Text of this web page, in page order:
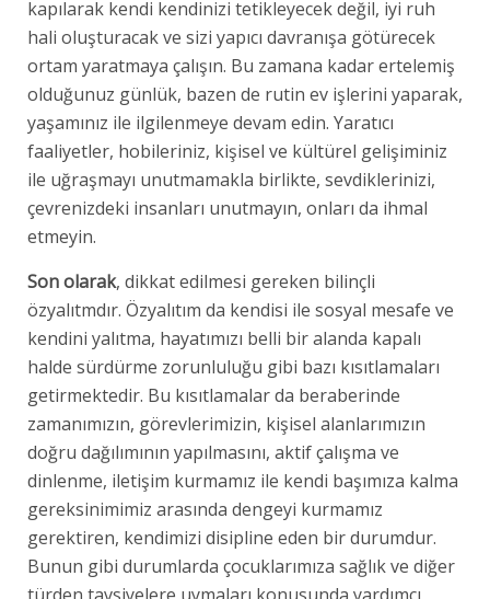
kapılarak kendi kendinizi tetikleyecek değil, iyi ruh
hali oluşturacak ve sizi yapıcı davranışa götürecek
ortam yaratmaya çalışın. Bu zamana kadar ertelemiş
olduğunuz günlük, bazen de rutin ev işlerini yaparak,
yaşamınız ile ilgilenmeye devam edin. Yaratıcı
faaliyetler, hobileriniz, kişisel ve kültürel gelişiminiz
ile uğraşmayı unutmamakla birlikte, sevdiklerinizi,
çevrenizdeki insanları unutmayın, onları da ihmal
etmeyin.
Son olarak, dikkat edilmesi gereken bilinçli
özyalıtmdır. Özyalıtım da kendisi ile sosyal mesafe ve
kendini yalıtma, hayatımızı belli bir alanda kapalı
halde sürdürme zorunluluğu gibi bazı kısıtlamaları
getirmektedir. Bu kısıtlamalar da beraberinde
zamanımızın, görevlerimizin, kişisel alanlarımızın
doğru dağılımının yapılmasını, aktif çalışma ve
dinlenme, iletişim kurmamız ile kendi başımıza kalma
gereksinimimiz arasında dengeyi kurmamız
gerektiren, kendimizi disipline eden bir durumdur.
Bunun gibi durumlarda çocuklarımıza sağlık ve diğer